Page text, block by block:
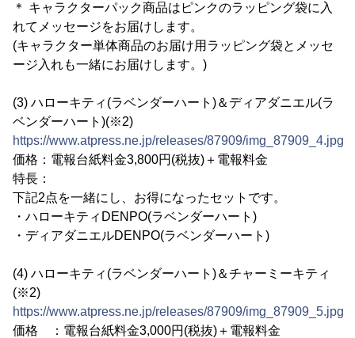
＊ キャラクターパック商品はピンクのラッピング袋に入
れてメッセージをお届けします。
(キャラクター単体商品のお届け用ラッピング袋とメッセ
ージ入れも一緒にお届けします。)
(3) ハローキティ(ラベンダーハート)＆ディアダニエル(ラ
ベンダーハート)(※2)
https://www.atpress.ne.jp/releases/87909/img_87909_4.jpg
価格：電報台紙料金3,800円(税抜)＋電報料金
特長：
下記2点を一緒にし、お得になったセットです。
・ハローキティDENPO(ラベンダーハート)
・ディアダニエルDENPO(ラベンダーハート)
(4) ハローキティ(ラベンダーハート)＆チャーミーキティ
(※2)
https://www.atpress.ne.jp/releases/87909/img_87909_5.jpg
価格 ：電報台紙料金3,000円(税抜)＋電報料金